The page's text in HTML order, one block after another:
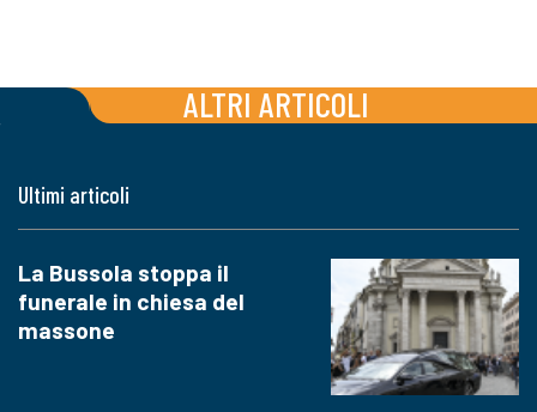
ALTRI ARTICOLI
Ultimi articoli
La Bussola stoppa il
funerale in chiesa del
massone